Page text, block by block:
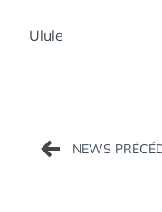
Ulule
Navigation
de